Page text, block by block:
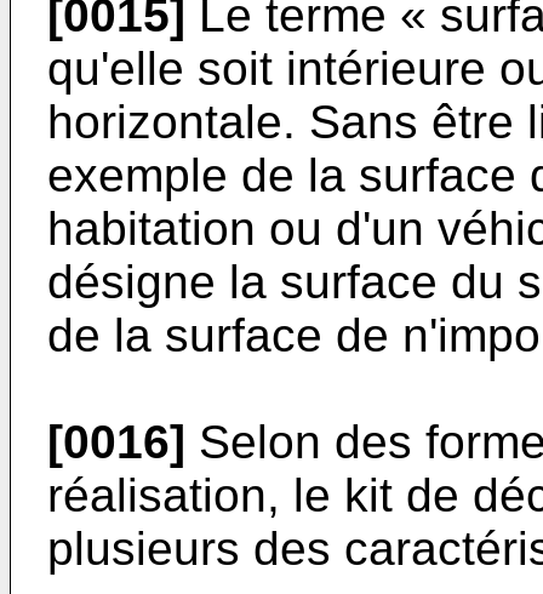
[0015] Le terme «
qu'elle soit intérieure
horizontale. Sans être
exemple de la surface
habitation ou d'un
désigne la surface du
de la surface de
[0016] Selon des
réalisation, le kit de
plusieurs des